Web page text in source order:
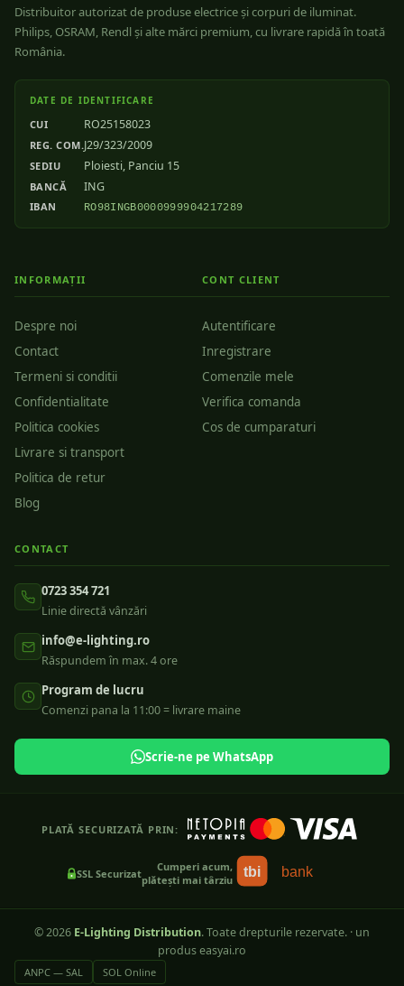
Distribuitor autorizat de produse electrice și corpuri de iluminat.
Philips, OSRAM, Rendl și alte mărci premium, cu livrare rapidă în toată
România.
DATE DE IDENTIFICARE
CUI RO25158023
REG. COM.J29/323/2009
SEDIU Ploiesti, Panciu 15
BANCĂ ING
IBAN RO98INGB0000999904217289
INFORMAȚII
Despre noi
Contact
Termeni si conditii
Confidentialitate
Politica cookies
Livrare si transport
Politica de retur
Blog
CONT CLIENT
Autentificare
Inregistrare
Comenzile mele
Verifica comanda
Cos de cumparaturi
CONTACT
0723 354 721
Linie directă vânzări
info@e-lighting.ro
Răspundem în max. 4 ore
Program de lucru
Comenzi pana la 11:00 = livrare maine
Scrie-ne pe WhatsApp
PLATĂ SECURIZATĂ PRIN:
SSL Securizat
Cumperi acum,
plătești mai târziu
tbi bank
©2026 E-Lighting Distribution. Toate drepturile rezervate. · un
produs easyai.ro
ANPC — SAL SOL Online